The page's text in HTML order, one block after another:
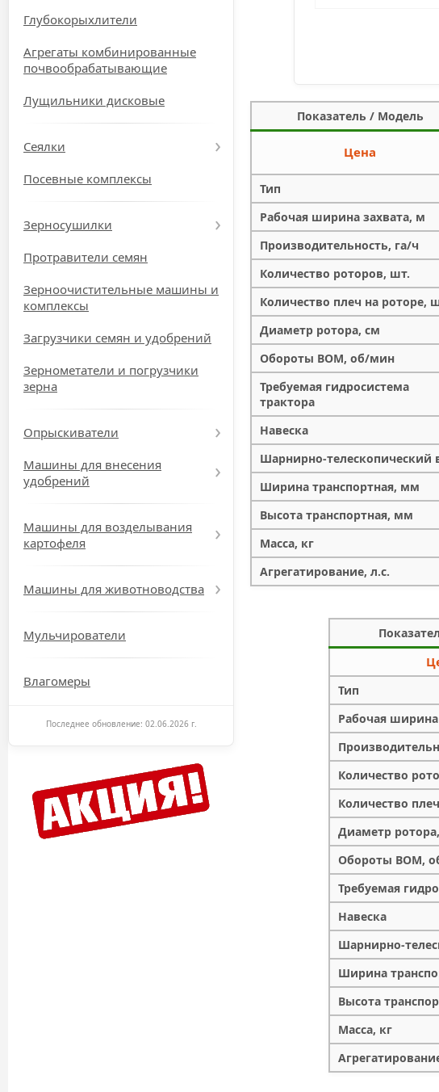
Показатель / Модель
Цена
Тип
Рабочая ширина захвата, м
Производительность, га/ч
Количество роторов, шт.
Количество плеч на роторе,
Диаметр ротора, см
Обороты ВОМ, об/мин
Требуемая гидросистема
трактора
Навеска
Шарнирно-телескопический
Ширина транспортная, мм
Высота транспортная, мм
Масса, кг
Агрегатирование, л.с.
Тип
Рабочая
Количество
Количество
Диаметр
Обороты ВОМ,
Требуемая
Навеска
Шарнирно-
Ширина
Высота
Масса, кг
Глубокорыхлители
Агрегаты комбинированные
почвообрабатывающие
Лущильники дисковые
Сеялки
Посевные комплексы
Зерносушилки
Протравители семян
Зерноочистительные машины и
комплексы
Загрузчики семян и удобрений
Зернометатели и погрузчики
зерна
Опрыскиватели
Машины для внесения
удобрений
Машины для возделывания
картофеля
Машины для животноводства
Мульчирователи
Влагомеры
Последнее обновление: 02.06.2026 г.